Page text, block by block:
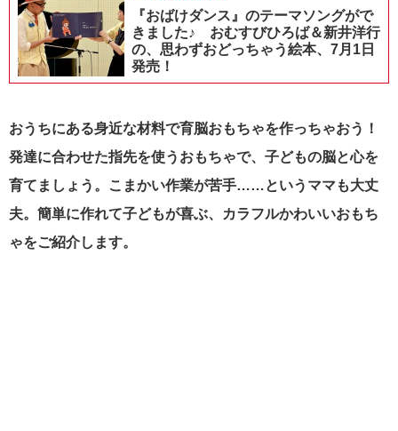
『おばけダンス』のテーマソングがで
きました♪ おむすびひろば＆新井洋行
の、思わずおどっちゃう絵本、7月1日
発売！
おうちにある身近な材料で育脳おもちゃを作っちゃおう！
発達に合わせた指先を使うおもちゃで、子どもの脳と心を
育てましょう。こまかい作業が苦手……というママも大丈
夫。簡単に作れて子どもが喜ぶ、カラフルかわいいおもち
ゃをご紹介します。